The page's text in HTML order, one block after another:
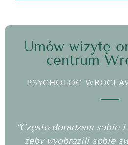
Umów wizytę
centrum
PSYCHOLOG
“Często doradzam sobie
żeby wyobrazili sobie